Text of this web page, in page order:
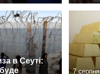
в Сеуті:
7 серпня